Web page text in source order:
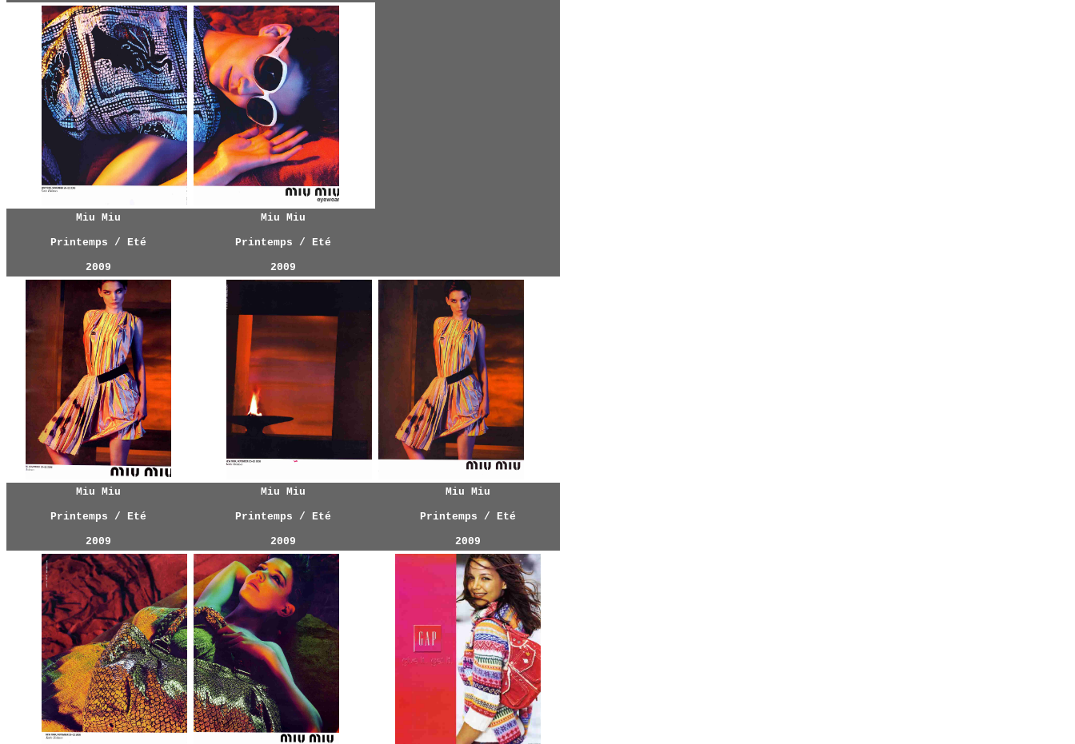
Miu Miu
Printemps / Eté
2009
Miu Miu
Printemps / Eté
2009
Miu Miu
Printemps / Eté
2009
Miu Miu
Printemps / Eté
2009
Miu Miu
Printemps / Eté
2009